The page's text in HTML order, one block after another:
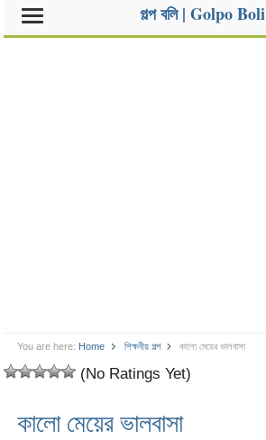
গল্প বলি | Golpo Boli
You are here: Home শিক্ষনীয় গল্প কালো মেয়ের ভালবাসা
(No Ratings Yet)
কালো মেয়ের ভালবাসা